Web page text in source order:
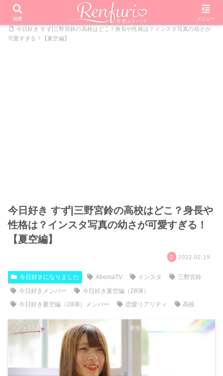
PR
ホーム 恋愛リアリティーショー
今日好きになりました
今日好き すず|三野宮鈴の高校はどこ？身長や性格は？インスタ写真の幼さが
可愛すぎる！【夏空編】
今日好き すず|三野宮鈴の高校はどこ？身長や
性格は？インスタ写真の幼さが可愛すぎる！
【夏空編】
2022.02.19
今日好きになりました AbemaTV インスタ
三野宮鈴
今日好きメンバー
今日好き夏空編（28弾）
今日好き夏空編（28弾）メンバー
恋愛リアリティ 高校
検索 メニュー